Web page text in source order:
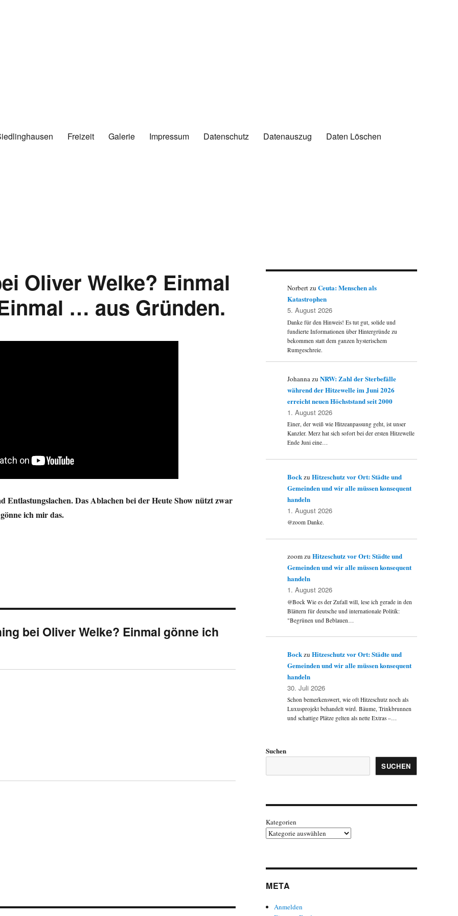
Freizeit Galerie Impressum Datenschutz Datenauszug
Daten Löschen
Oliver Welke? Einmal
… aus Gründen.
Entlastungslachen. Das Ablachen bei der Heute Show nützt zwar
ich mir das.
bei Oliver Welke? Einmal gönne ich
NorbertzuCeuta: Menschen als
Katastrophen
5. August 2026
Danke für den Hinweis! Es tut gut, solide und
fundierte Informationen über Hintergründe zu
bekommen statt dem ganzen hysterischem
Rumgeschreie.
JohannazuNRW: Zahl der Sterbefälle
während der Hitzewelle im Juni 2026
erreicht neuen Höchststand seit 2000
1. August 2026
Einer, der weiß wie Hitzeanpassung geht, ist unser
Kanzler. Merz hat sich sofort bei der ersten Hitzewelle
Ende Juni eine…
BockzuHitzeschutz vor Ort: Städte und
Gemeinden und wir alle müssen konsequent
handeln
1. August 2026
@zoom Danke.
zoomzuHitzeschutz vor Ort: Städte und
Gemeinden und wir alle müssen konsequent
handeln
1. August 2026
@Bock Wie es der Zufall will, lese ich gerade in den
Blättern für deutsche und internationale Politik:
"Begrünen und Beblauen…
BockzuHitzeschutz vor Ort: Städte und
Gemeinden und wir alle müssen konsequent
handeln
30. Juli 2026
Schon bemerkenswert, wie oft Hitzeschutz noch als
Luxusprojekt behandelt wird. Bäume, Trinkbrunnen
und schattige Plätze gelten als nette Extras –…
Suchen
SUCHEN
Kategorien
META
Anmelden